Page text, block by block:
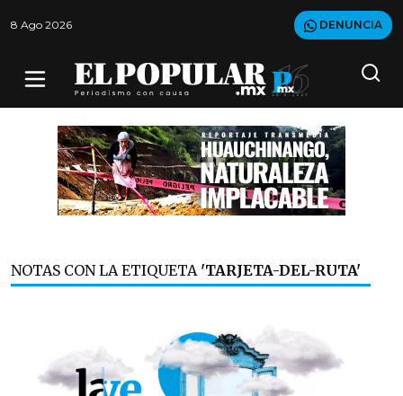
8 Ago 2026 DENUNCIA
NOTAS CON LA ETIQUETA 'TARJETA-DEL-RUTA'